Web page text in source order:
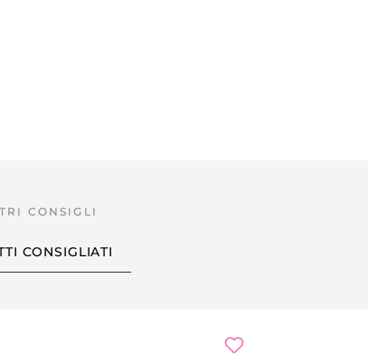
CONSIGLIATI